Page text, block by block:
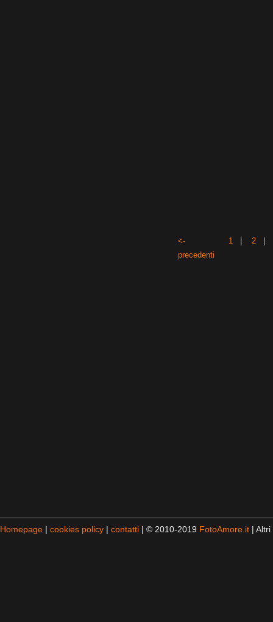
<-
precedenti
1 |2
Homepage | cookies policy | contatti | © 2010-2019 FotoAmore.it |